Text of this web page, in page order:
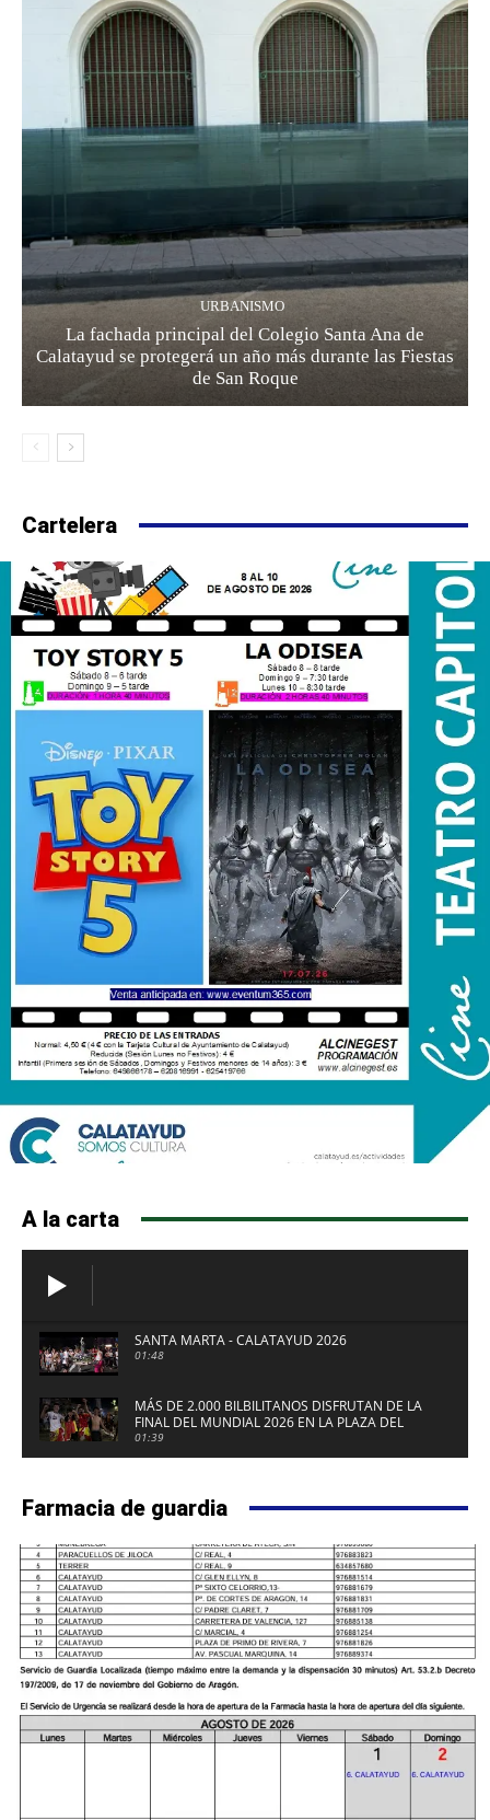
URBANISMO
La fachada principal del Colegio Santa Ana de
Calatayud se protegerá un año más durante las Fiestas
de San Roque
Cartelera
A la carta
SANTA MARTA - CALATAYUD 2026
01:48
MÁS DE 2.000 BILBILITANOS DISFRUTAN DE LA
FINAL DEL MUNDIAL 2026 EN LA PLAZA DEL
FUERTE DE CALATAYUD
01:39
Farmacia de guardia